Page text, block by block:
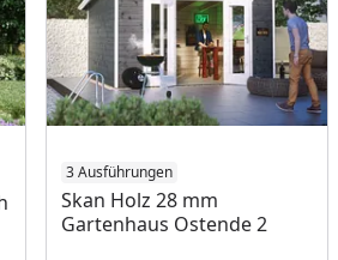
3 Ausführungen
Skan Holz 28 mm
Gartenhaus Ostende 2